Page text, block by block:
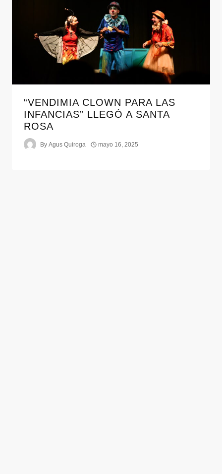
“VENDIMIA CLOWN PARA LAS
INFANCIAS” LLEGÓ A SANTA
ROSA
By Agus Quiroga mayo 16, 2025